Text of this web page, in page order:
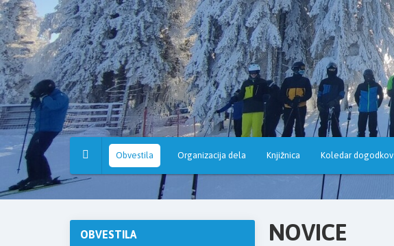
Osnovna
šola
Hruševec
Obvestila Organizacija dela Knjižnica Koledar dogodkov
OBVESTILA NOVICE